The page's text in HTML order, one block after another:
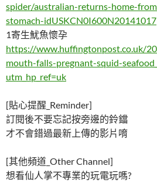
spider/australian-returns-home-
stomach-idUSKCN0I600N20141017
1寄生魷魚懷孕
https://www.huffingtonpost.co.uk/
mouth-falls-pregnant-squid-
utm_hp_ref=uk
[貼心提醒_Reminder]
訂閱後不要忘記按旁邊的鈴鐺
才不會錯過最新上傳的影片唷
[其他頻道_Other Channel]
想看仙人掌不專業的玩電玩嗎?